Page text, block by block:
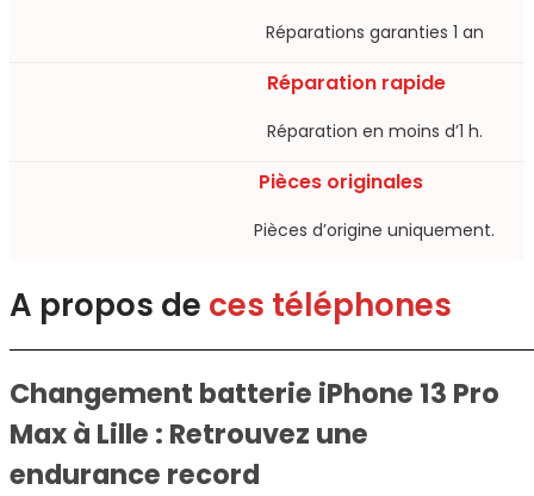
Réparations garanties 1 an​
Réparation rapide
Réparation en moins d’1 h.​
Pièces originales
Pièces d’origine uniquement.​
A propos de ces téléphones
Changement batterie iPhone 13 Pro
Max à Lille : Retrouvez une
endurance record